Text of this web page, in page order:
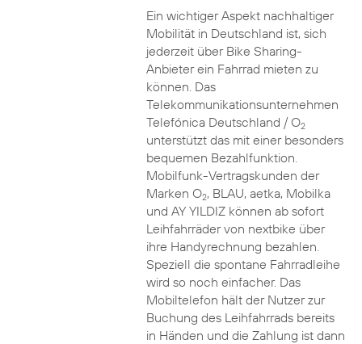
Ein wichtiger Aspekt nachhaltiger
Mobilität in Deutschland ist, sich
jederzeit über Bike Sharing-
Anbieter ein Fahrrad mieten zu
können. Das
Telekommunikationsunternehmen
Telefónica Deutschland / O2
unterstützt das mit einer besonders
bequemen Bezahlfunktion.
Mobilfunk-Vertragskunden der
Marken O2, BLAU, aetka, Mobilka
und AY YILDIZ können ab sofort
Leihfahrräder von nextbike über
ihre Handyrechnung bezahlen.
Speziell die spontane Fahrradleihe
wird so noch einfacher. Das
Mobiltelefon hält der Nutzer zur
Buchung des Leihfahrrads bereits
in Händen und die Zahlung ist dann